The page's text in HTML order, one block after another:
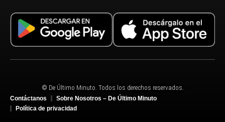
© De Último Minuto. Todos los derechos reservados.
Contáctanos
Sobre Nosotros – De Último Minuto
Política de privacidad